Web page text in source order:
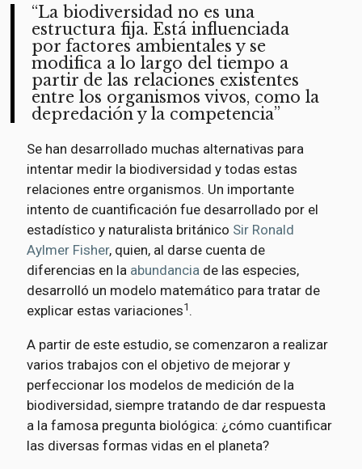
La biodiversidad no es una
estructura fija. Está influenciada
por factores ambientales y se
modifica a lo largo del tiempo a
partir de las relaciones existentes
entre los organismos vivos, como la
depredación y la competencia
Se han desarrollado muchas alternativas para
intentar medir la biodiversidad y todas estas
relaciones entre organismos. Un importante
intento de cuantificación fue desarrollado por el
estadístico y naturalista británico Sir Ronald
Aylmer Fisher, quien, al darse cuenta de
diferencias en la abundancia de las especies,
desarrolló un modelo matemático para tratar de
explicar estas variaciones1 .
A partir de este estudio, se comenzaron a realizar
varios trabajos con el objetivo de mejorar y
perfeccionar los modelos de medición de la
biodiversidad, siempre tratando de dar respuesta
a la famosa pregunta biológica: ¿cómo cuantificar
las diversas formas vidas en el planeta?